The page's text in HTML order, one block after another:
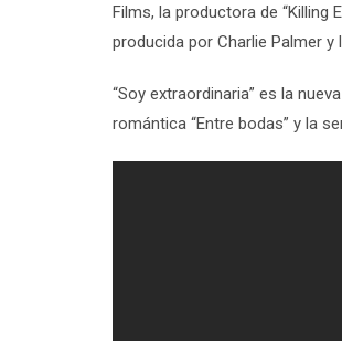
Films, la productora de “Killing
producida por Charlie Palmer y
“Soy extraordinaria” es la
romántica “Entre bodas” y la